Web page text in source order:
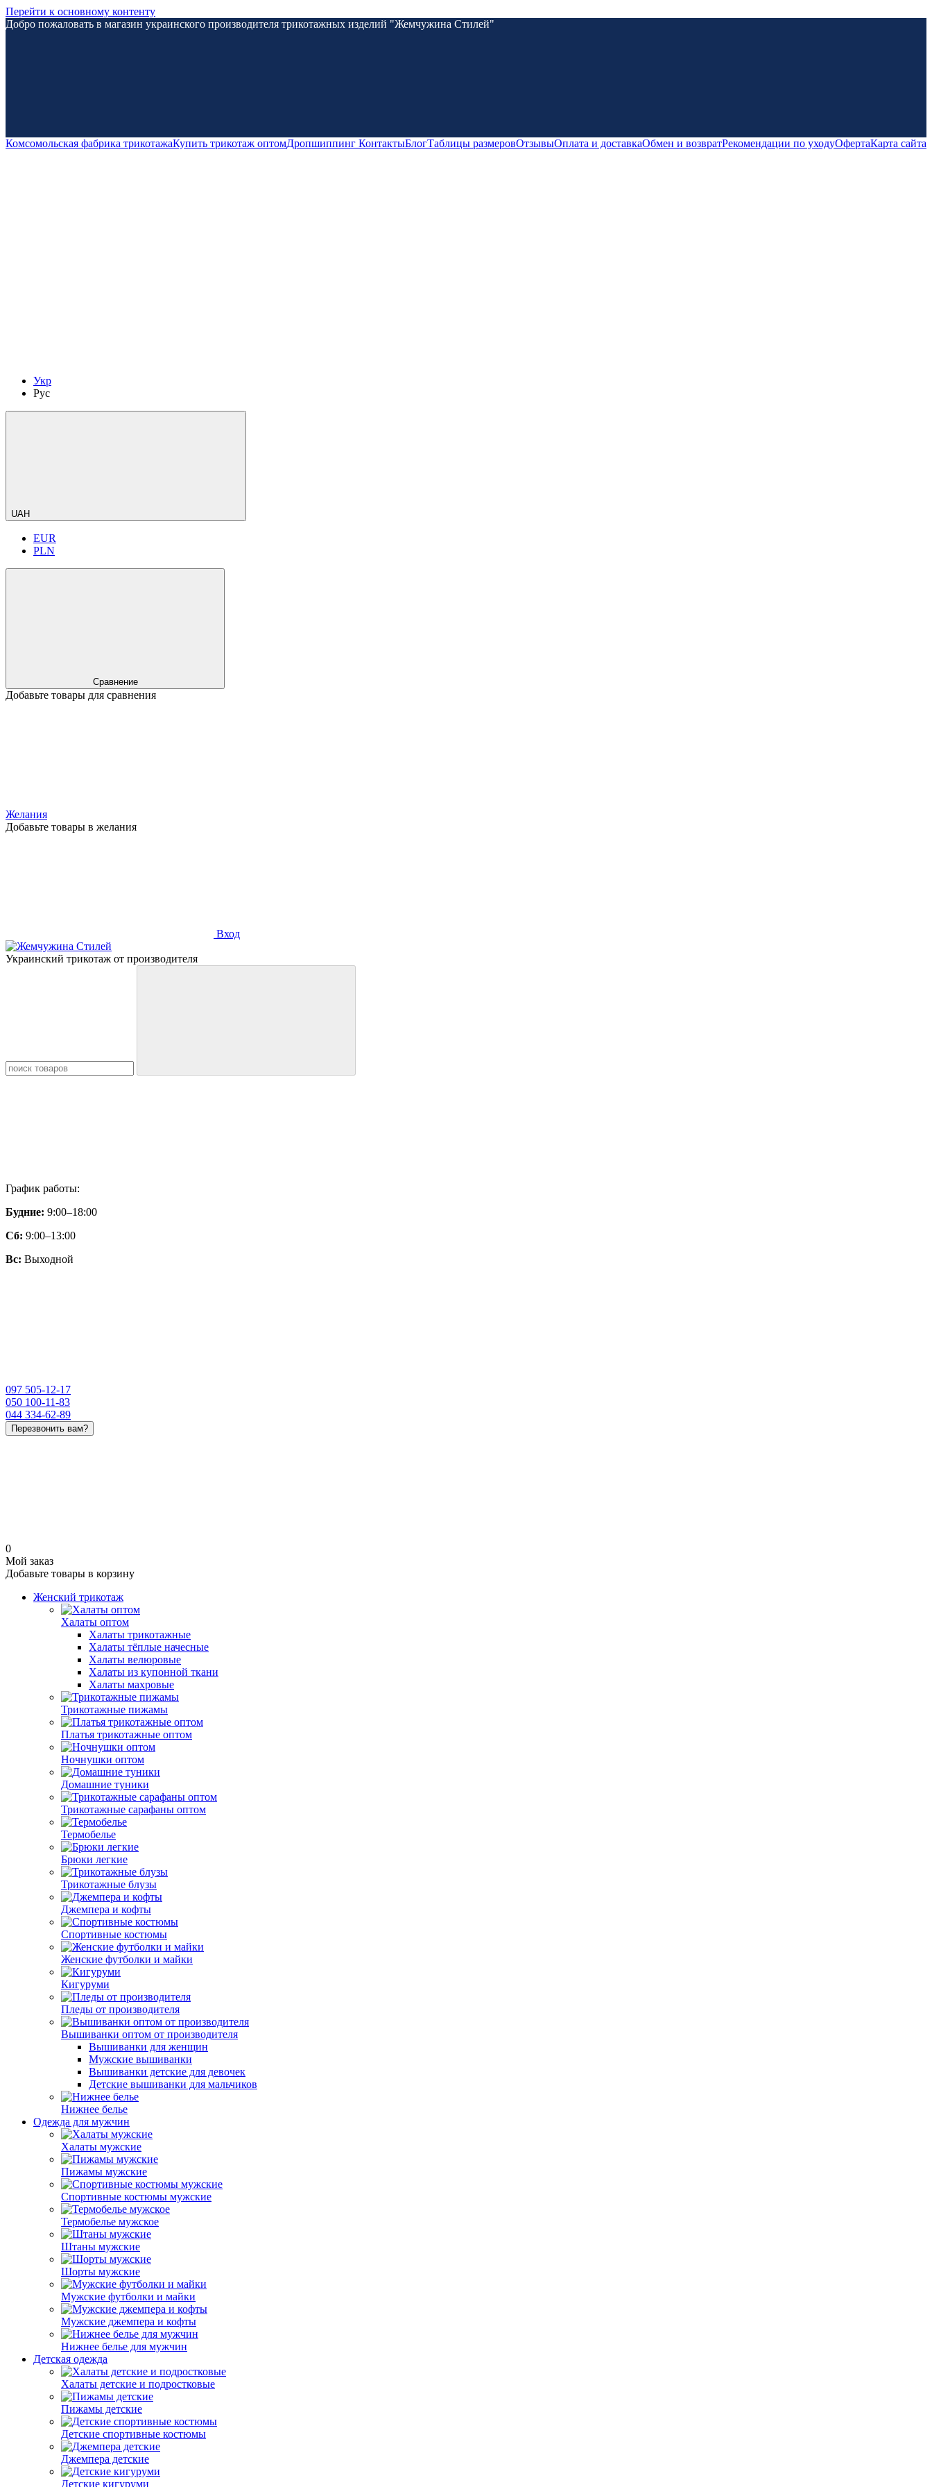
Перейти к основному контенту
Добро пожаловать в магазин украинского производителя трикотажных изделий "Жемчужина Стилей"
Комсомольская фабрика трикотажаКупить трикотаж оптомДропшиппинг КонтактыБлогТаблицы размеровОтзывыОплата и доставкаОбмен и возвратРекомендации по уходуОфертаКарта сайта
Укр
Рус
UAH
EUR
PLN
Сравнение
Добавьте товары для сравнения
Желания
Добавьте товары в желания
Вход
Украинский трикотаж от производителя
График работы:
Будние: 9:00–18:00
Сб: 9:00–13:00
Вс: Выходной
097 505-12-17
050 100-11-83
044 334-62-89
Перезвонить вам?
0
Мой заказ
Добавьте товары в корзину
Женский трикотаж
Халаты оптом
Халаты трикотажные
Халаты тёплые начесные
Халаты велюровые
Халаты из купонной ткани
Халаты махровые
Трикотажные пижамы
Платья трикотажные оптом
Ночнушки оптом
Домашние туники
Трикотажные сарафаны оптом
Термобелье
Брюки легкие
Трикотажные блузы
Джемпера и кофты
Спортивные костюмы
Женские футболки и майки
Кигуруми
Пледы от производителя
Вышиванки оптом от производителя
Вышиванки для женщин
Мужские вышиванки
Вышиванки детские для девочек
Детские вышиванки для мальчиков
Нижнее белье
Одежда для мужчин
Халаты мужские
Пижамы мужские
Спортивные костюмы мужские
Термобелье мужское
Штаны мужские
Шорты мужские
Мужские футболки и майки
Мужские джемпера и кофты
Нижнее белье для мужчин
Детская одежда
Халаты детские и подростковые
Пижамы детские
Детские спортивные костюмы
Джемпера детские
Детские кигуруми